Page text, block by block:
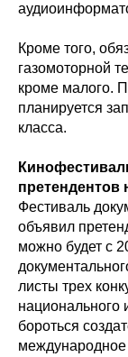
Кроме того,
газомоторной
кроме малого.
планируется
класса.
претендентов
Фестиваль
объявил
можно будет с
листы трех
национального
бороться
международное